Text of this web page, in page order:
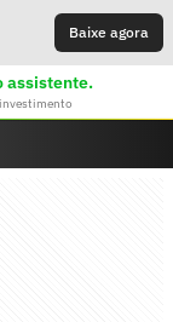
Baixe agora
assistente.